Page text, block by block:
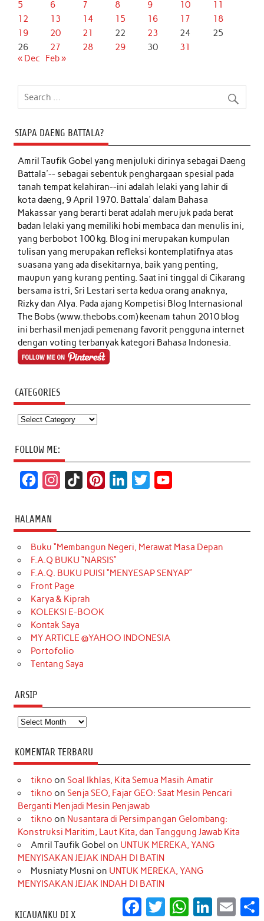
5
6 7 8 9 10
11
12
13 14 15 16 17
18
19
20 21 22 23 24
25
26
27 28 29 30
31
« Dec
Feb »
SIAPA DAENG BATTALA?
Amril Taufik Gobelyang menjuluki dirinya sebagai Daeng
Battala'-- sebagai sebentuk penghargaan spesial pada
tanah tempat kelahiran--ini adalah lelaki yang lahir di
kota daeng, 9 April 1970. Battala' dalam Bahasa
Makassar yang berarti berat adalah merujuk pada berat
badan lelaki yang memiliki hobi membaca dan menulis ini,
yang berbobot 100 kg. Blog ini merupakan kumpulan
tulisan yang merupakan refleksi kontemplatifnya atas
suasana yang ada disekitarnya, baik yang penting,
maupun yang kurang penting. Saat ini tinggal di Cikarang
bersama istri, Sri Lestari serta kedua orang anaknya,
Rizky dan Alya. Pada ajang Kompetisi Blog Internasional
The Bobs (www.thebobs.com) keenam tahun 2010 blog
ini berhasil menjadi pemenang favorit pengguna internet
dengan voting terbanyak kategori Bahasa Indonesia.
CATEGORIES
Categories
FOLLOW ME:
c
e
b
o
o
k
t
a
g
r
a
m
T
o
k
t
e
r
k
e
d
t
t
e
T
u
b
HALAMAN
Buku “Membangun Negeri, Merawat Masa Depan
F.A.Q BUKU “NARSIS”
F.A.Q. BUKU PUISI “MENYESAP SENYAP”
Front Page
Karya & Kiprah
KOLEKSI E-BOOK
Kontak Saya
MY ARTICLE @YAHOO INDONESIA
Portofolio
Tentang Saya
ARSIP
Arsip
KOMENTAR TERBARU
tikno on Soal Ikhlas, Kita Semua Masih Amatir
tikno on Senja SEO, Fajar GEO: Saat Mesin Pencari
Berganti Menjadi Mesin Penjawab
tikno on Nusantara di Persimpangan Gelombang:
Konstruksi Maritim, Laut Kita, dan Tanggung Jawab Kita
Amril Taufik Gobel on UNTUK MEREKA, YANG
MENYISAKAN JEJAK INDAH DI BATIN
Musniaty Musni on UNTUK MEREKA, YANG
MENYISAKAN JEJAK INDAH DI BATIN
KICAUANKU DI X
Facebook
Twitter WhatsApp
LinkedInEmail